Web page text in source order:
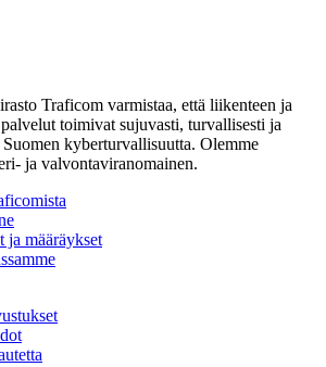
Traficom varmistaa, että liikenteen ja
toimivat sujuvasti, turvallisesti ja
kyberturvallisuutta. Olemme
ja valvontaviranomainen.
ja määräykset